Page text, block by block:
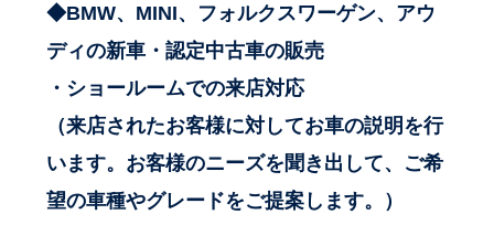
◆BMW、MINI、フォルクスワーゲン、アウ
ディの新車・認定中古車の販売
・ショールームでの来店対応
（来店されたお客様に対してお車の説明を行
います。お客様のニーズを聞き出して、ご希
望の車種やグレードをご提案します。）